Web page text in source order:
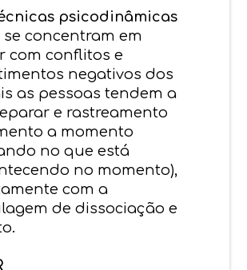
psicodinâmicas
se concentram em
com conflitos e
negativos dos
as pessoas tendem a
e rastreamento
a momento
no que está
no momento),
com a
de dissociação e